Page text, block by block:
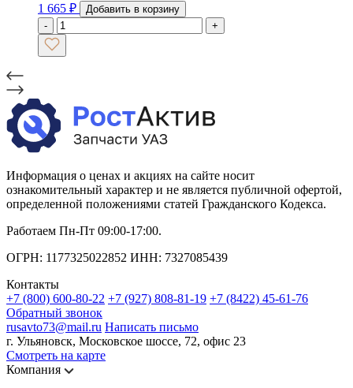
1 665 ₽
Добавить в корзину
-
+
Информация о ценах и акциях на сайте носит
ознакомительный характер и не является публичной офертой,
определенной положениями статей Гражданского Кодекса.
Работаем Пн-Пт 09:00-17:00.
ОГРН: 1177325022852 ИНН: 7327085439
Контакты
+7 (800) 600-80-22 +7 (927) 808-81-19 +7 (8422) 45-61-76
Обратный звонок
rusavto73@mail.ru Написать письмо
г. Ульяновск, Московское шоссе, 72, офис 23
Смотреть на карте
Компания